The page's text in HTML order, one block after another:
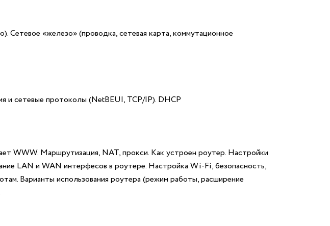
Сетевое «железо» (проводка, сетевая карта, коммутационное
и сетевые протоколы (NetBEUI, TCP/IP). DHCP
WWW. Маршрутизация, NAT, прокси. Как устроен роутер. Настройки
LAN и WAN интерфесов в роутере. Настройка Wi-Fi, безопасность,
Варианты использования роутера (режим работы, расширение